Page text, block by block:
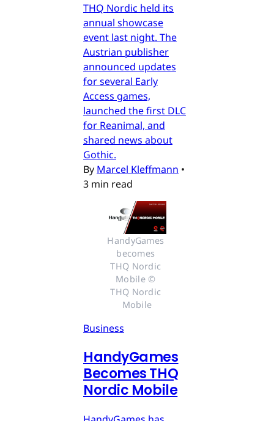
THQ Nordic held its
annual showcase
event last night. The
Austrian publisher
announced updates
for several Early
Access games,
launched the first DLC
for Reanimal, and
shared news about
Gothic.
By Marcel Kleffmann •
3 min read
HandyGames
becomes
THQ Nordic
Mobile ©
THQ Nordic
Mobile
Business
HandyGames
Becomes THQ
Nordic Mobile